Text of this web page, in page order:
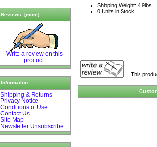
Reviews [more]
Write a review on this
product.
Information
Shipping & Returns
Privacy Notice
Conditions of Use
Contact Us
Site Map
Newsletter Unsubscribe
Shipping Weight: 4.9lbs
0 Units in Stock
This